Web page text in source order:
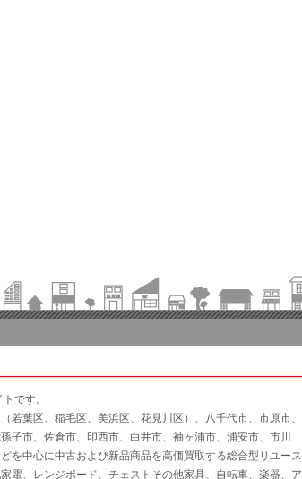
です。
若葉区、稲毛区、美浜区、花見川区）、八千代市、市原市、
子市、佐倉市、印西市、白井市、袖ヶ浦市、浦安市、市川
を中心に中古および新品商品を高価買取する総合型リユース
電、レンジボード、チェストその他家具、自転車、楽器、ア